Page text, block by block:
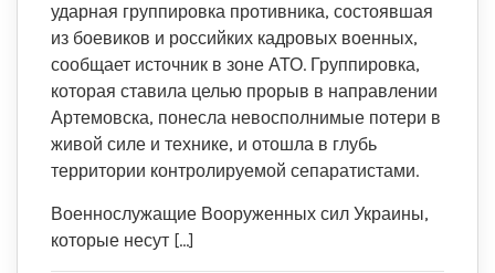
ударная группировка противника, состоявшая
из боевиков и российких кадровых военных,
сообщает источник в зоне АТО. Группировка,
которая ставила целью прорыв в направлении
Артемовска, понесла невосполнимые потери в
живой силе и технике, и отошла в глубь
территории контролируемой сепаратистами.
Военнослужащие Вооруженных сил Украины,
которые несут […]